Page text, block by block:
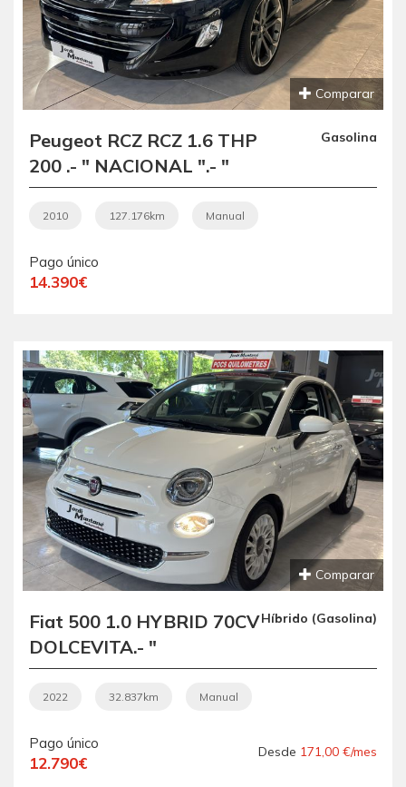
Comparar
Peugeot RCZ RCZ 1.6 THP
200 .- " NACIONAL ".- "
IMPECABLE ".- " COUPÉ
DEPORTIVO 2+2 PLAZAS
07/12/2010 ".-
Gasolina
2010 127.176km Manual
Pago único
14.390€
Comparar
Fiat 500 1.0 HYBRID 70CV
DOLCEVITA.- "
MICROHÍBRIDO ".- "
ETIQUETA ECO ".- "
CONSUMO ".- "
GARANTÍA CON
Híbrido (Gasolina)
2022 32.837km Manual
Pago único
12.790€
Desde 171,00 €/mes